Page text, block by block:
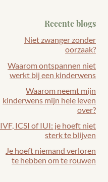
Recente blogs
Niet zwanger zonder
oorzaak?
Waarom ontspannen niet
werkt bij een kinderwens
Waarom neemt mijn
kinderwens mijn hele leven
over?
IVF, ICSI of IUI: je hoeft niet
sterk te blijven
Je hoeft niemand verloren
te hebben om te rouwen